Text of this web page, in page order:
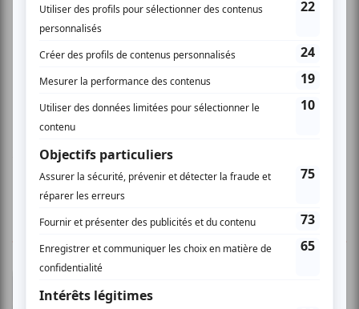
www.scene1425.com
1 COMMENTAIRE DE MEMBRE
Bon début mais triple berceuses en final J'ai